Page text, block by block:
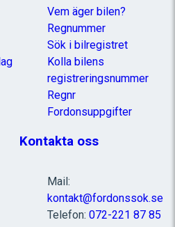
Vem äger bilen?
Regnummer
Sök i bilregistret
Kolla bilens
registreringsnummer
Regnr
Fordonsuppgifter
Kontakta oss
Mail:
kontakt@fordonssok.se
Telefon: 072-221 87 85